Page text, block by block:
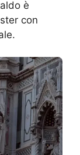
è
con